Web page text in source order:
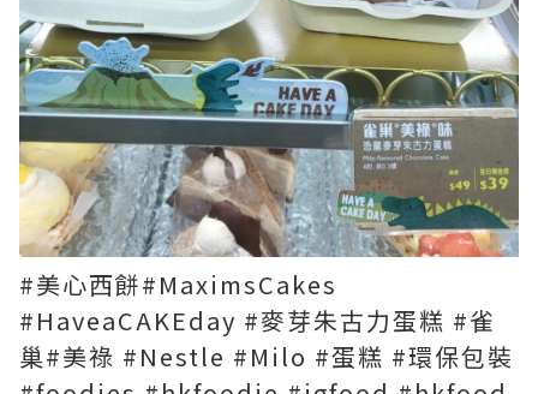
#美心西餅#MaximsCakes
#HaveaCAKEday #麥芽朱古力蛋糕 #雀
巢#美祿 #Nestle #Milo #蛋糕 #環保包裝